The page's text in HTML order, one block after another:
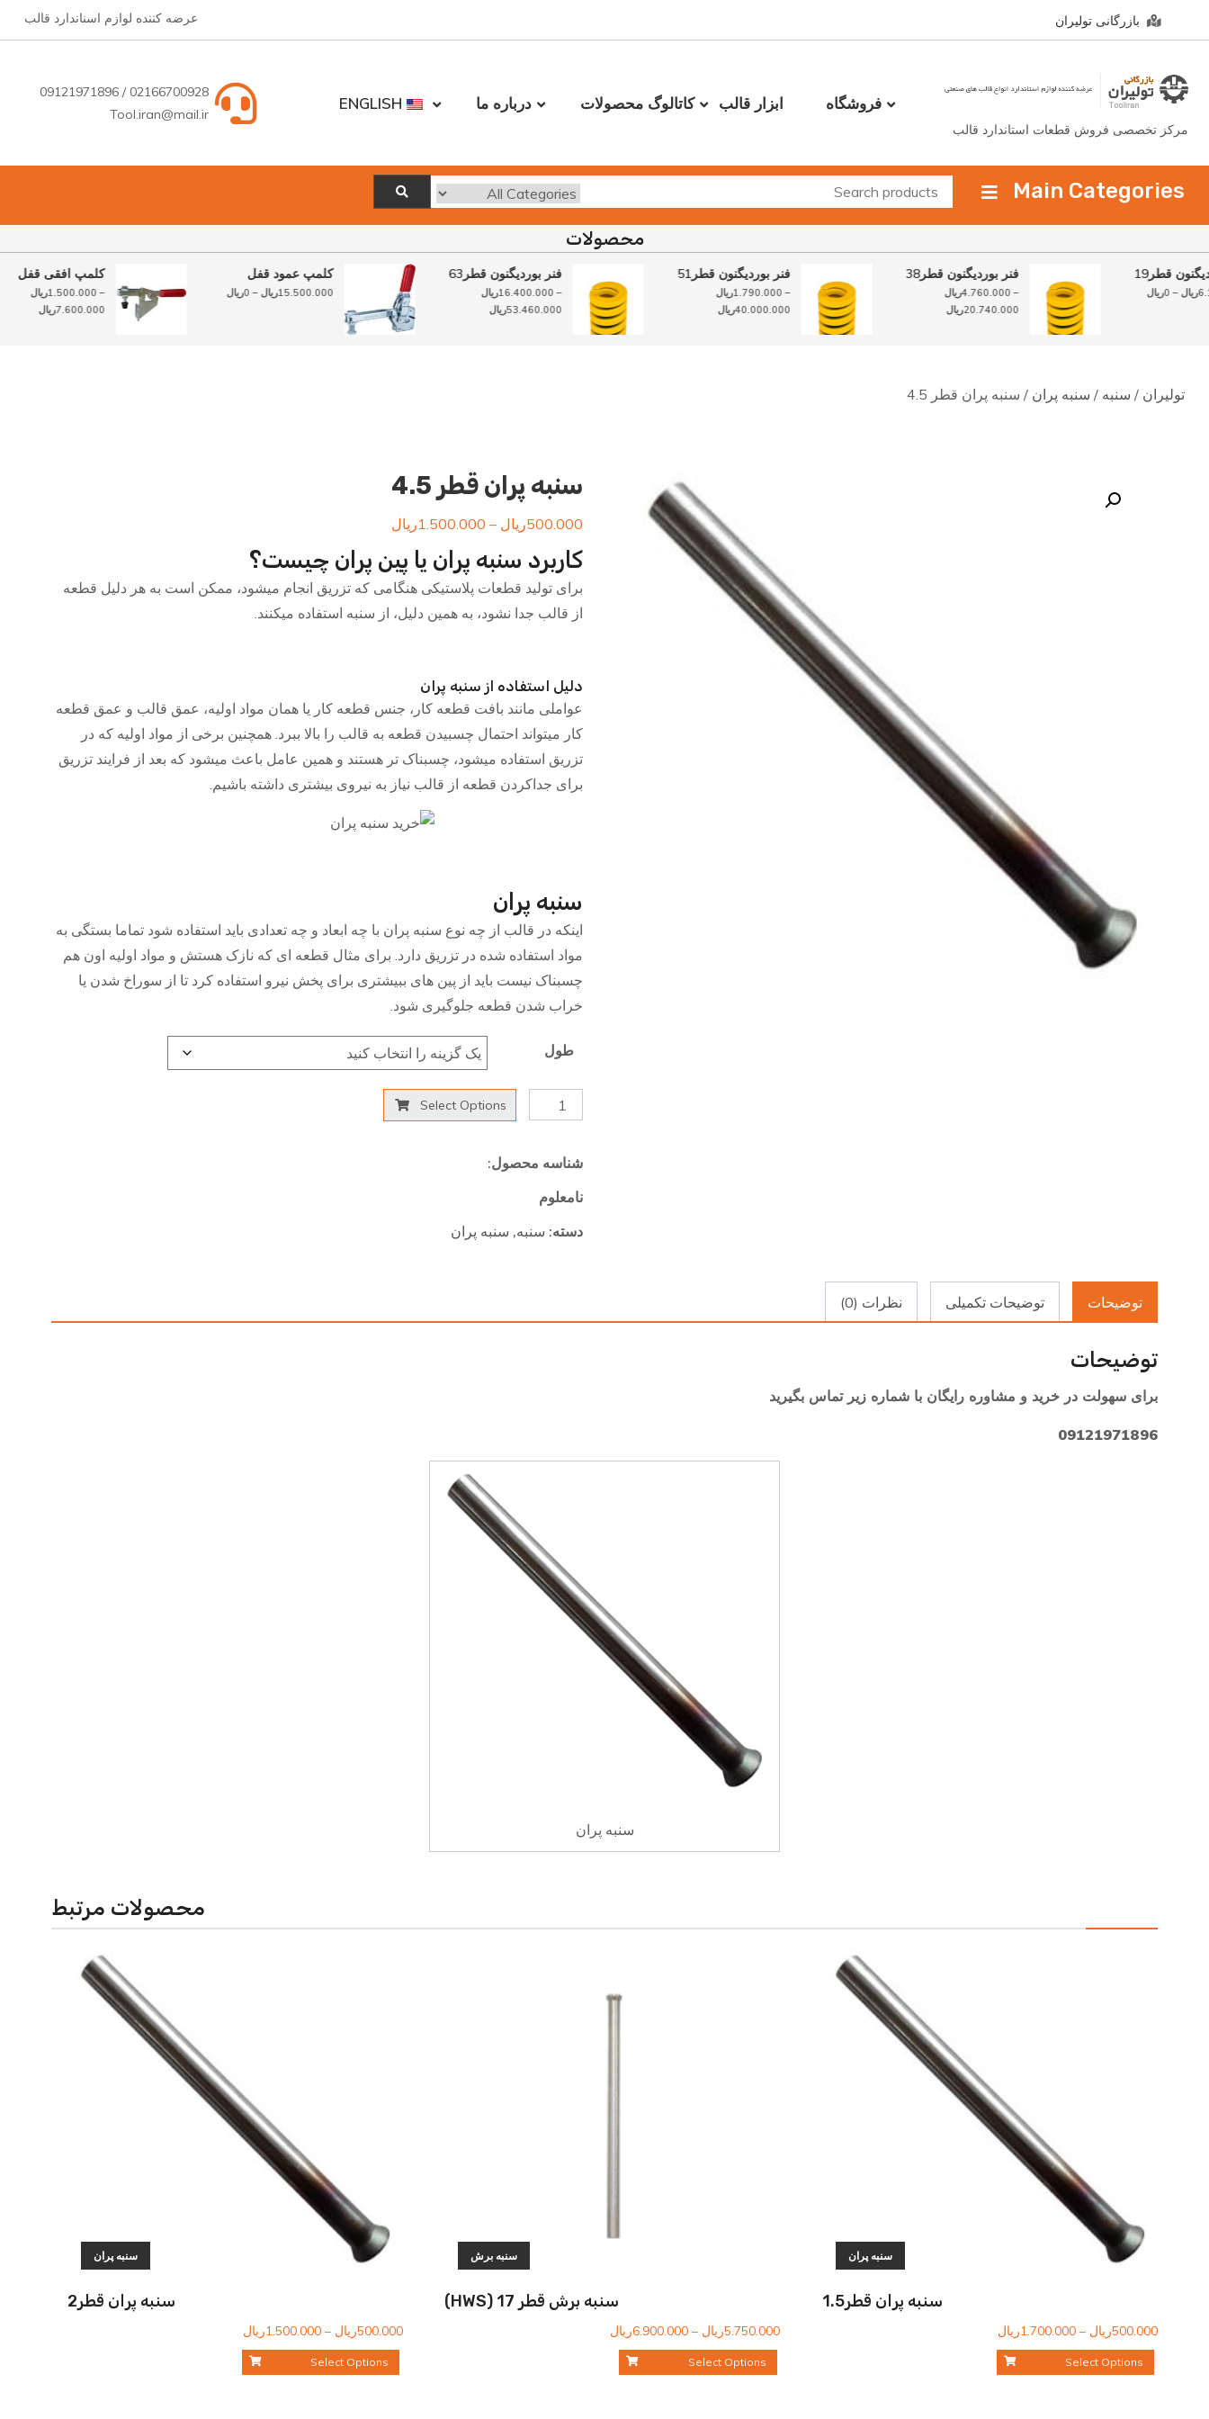
to
عرضه کننده لوازم اسناندارد قالب بازرگانی تولیران
مرکز تخصصی فروش قطعات استاندارد قالب
فروشگاه ابزار قالب کاتالوگ محصولات درباره ما ENGLISH
02166700928 / 09121971896
Tool.iran@mail.ir
Main Categories
محصولات
کلمپ افقی قفل
1.500.000ریال
–
7.600.000ریال
محدوده
کلمپ عمود قفل
0ریال – 15.500.000ریال
محدوده
فنر بوردیگنون قطر63
16.400.000ریال
–
53.460.000ریال
محدوده
فنر بوردیگنون قطر51
1.790.000ریال
–
40.000.000ریال
محدوده
فنر بوردیگنون قطر38
4.760.000ریال
–
20.740.000ریال
محدوده
قطر19
0ریال – ریال
تولیران / سنبه / سنبه پران / سنبه پران قطر 4.5
سنبه پران قطر 4.5
500.000ریال –
1.500.000ریال
500.000ریال
تا
1.500.000ریال
کاربرد سنبه پران یا پین پران چیست؟
برای تولید قطعات پلاستیکی هنگامی که تزریق انجام میشود، ممکن است به هر دلیل قطعه
از قالب جدا نشود، به همین دلیل، از سنبه استفاده میکنند.
دلیل استفاده از سنبه پران
عواملی مانند بافت قطعه کار، جنس قطعه کار یا همان مواد اولیه، عمق قالب و عمق قطعه
کار میتواند احتمال چسبیدن قطعه به قالب را بالا ببرد. همچنین برخی از مواد اولیه که در
تزریق استفاده میشود، چسبناک تر هستند و همین عامل باعث میشود که بعد از فرایند تزریق
برای جداکردن قطعه از قالب نیاز به نیروی بیشتری داشته باشیم.
سنبه پران
اینکه در قالب از چه نوع سنبه پران با چه ابعاد و چه تعدادی باید استفاده شود تماما بستگی به
مواد استفاده شده در تزریق دارد. برای مثال قطعه ای که نازک هستش و مواد اولیه اون هم
چسبناک نیست باید از پین های ببیشتری برای پخش نیرو استفاده کرد تا از سوراخ شدن یا
خراب شدن قطعه جلوگیری شود.
طول
سنبه
پران
عدد
Select Options
شناسه محصول:
نامعلوم
دسته: سنبه, سنبه پران
توضیحات توضیحات تکمیلی نظرات (0)
توضیحات
برای سهولت در خرید و مشاوره رایگان با شماره زیر تماس بگیرید
09121971896
سنبه پران
محصولات مرتبط
سنبه پران
سنبه پران قطر1.5
500.000ریال –
1.700.000ریال
قیمت:
Select Options
سنبه برش
سنبه برش قطر 17 (HWS)
5.750.000ریال –
6.900.000ریال
Select Options
سنبه پران
سنبه پران قطر2
500.000ریال –
1.500.000ریال
قیمت:
Select Options